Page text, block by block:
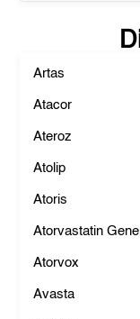
Artas
Atacor
Ateroz
Atolip
Atoris
Atorvastatin
Atorvox
Avasta